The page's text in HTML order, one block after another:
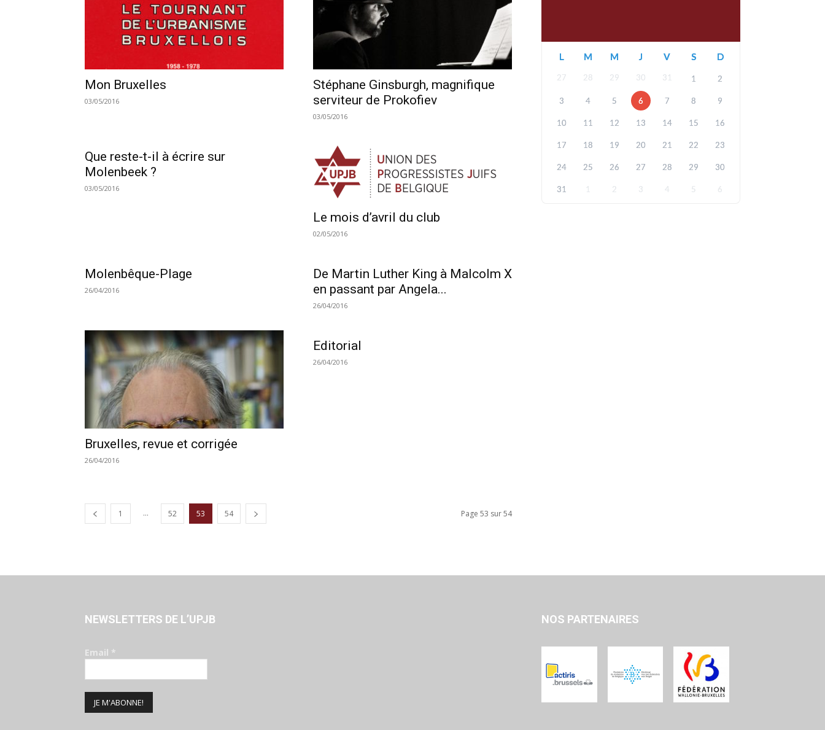
Mon Bruxelles
03/05/2016
Stéphane Ginsburgh, magnifique
serviteur de Prokofiev
03/05/2016
Que reste-t-il à écrire sur
Molenbeek ?
03/05/2016
Le mois d’avril du club
02/05/2016
Molenbêque-Plage
26/04/2016
De Martin Luther King à Malcolm X
en passant par Angela...
26/04/2016
Bruxelles, revue et corrigée
26/04/2016
Editorial
26/04/2016
1 ... 52 53 54 Page 53 sur 54
L M M J V S D
27 28 29 30 31 1 2
3 4 5 6 7 8 9
10 11 12 13 14 15 16
17 18 19 20 21 22 23
24 25 26 27 28 29 30
31 1 2 3 4 5 6
NEWSLETTERS DE L’UPJB
Email *
NOS PARTENAIRES